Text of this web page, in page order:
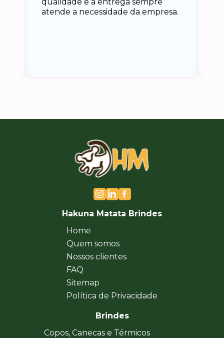
atende a necessidade da empresa.
Hakuna Matata Brindes
Home
Quem somos
Nossos clientes
FAQ
Sitemap
Política de Privacidade
Brindes
Copos, Canecas e Térmicos